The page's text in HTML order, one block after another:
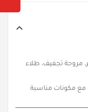
مروحة تجفيف، طلاء
مع مكونات مناسبة